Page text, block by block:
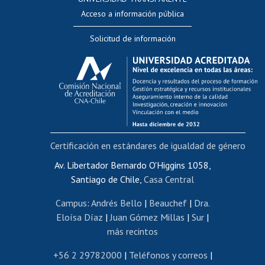
Evaluación docente
Calificación académica
Postulación al AUCAI
Funcionarias/os
Cursos internos de capacitación
Bienestar del personal
Portal de movilidad interna
Certificado de renta
Certificado de renta honorarios
Editar páginas blancas
Extranjeras/os
Revalidación y reconocimiento de títulos
Acceso a información pública
Solicitud de información
Av. Libertador Bernardo O'Higgins 1058,
Santiago de Chile, Casa Central
Campus: Andrés Bello | Beauchef| Dra.
Eloísa Díaz |Juan Gómez Millas | Sur |
más recintos
+56 2 29782000 | Teléfonos y correos |
Certificación en estándares de igualdad de género